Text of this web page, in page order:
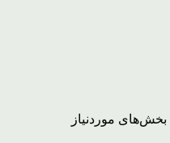
بخش‌های موردنیاز